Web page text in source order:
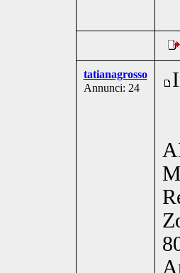
tatianagrosso
Annunci: 24